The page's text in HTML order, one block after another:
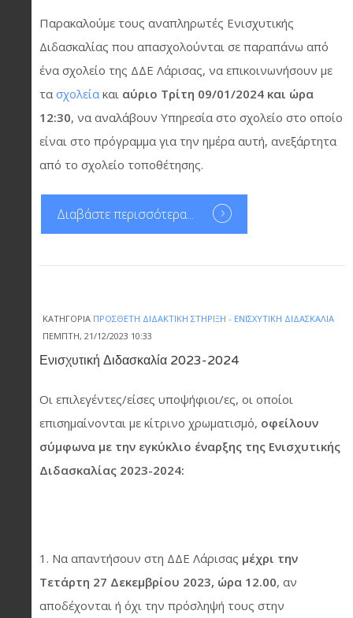
Παρακαλούμε τους αναπληρωτές Ενισχυτικής
Διδασκαλίας που απασχολούνται σε παραπάνω από
ένα σχολείο της ΔΔΕ Λάρισας, να επικοινωνήσουν με
τα σχολεία και αύριο Τρίτη 09/01/2024 και ώρα
12:30, να αναλάβουν Υπηρεσία στο σχολείο στο οποίο
είναι στο πρόγραμμα για την ημέρα αυτή, ανεξάρτητα
από το σχολείο τοποθέτησης.
Διαβάστε περισσότερα...
ΚΑΤΗΓΟΡΊΑ ΠΡΌΣΘΕΤΗ ΔΙΔΑΚΤΙΚΉ ΣΤΉΡΙΞΗ - ΕΝΙΣΧΥΤΙΚΉ ΔΙΔΑΣΚΑΛΊΑ
ΠΈΜΠΤΗ, 21/12/2023 10:33
Ενισχυτική Διδασκαλία 2023-2024
Οι επιλεγέντες/είσες υποψήφιοι/ες, οι οποίοι
επισημαίνονται με κίτρινο χρωματισμό, οφείλουν
σύμφωνα με την εγκύκλιο έναρξης της Ενισχυτικής
Διδασκαλίας 2023-2024:
Να απαντήσουν στη ΔΔΕ Λάρισας μέχρι την
Τετάρτη 27 Δεκεμβρίου 2023, ώρα 12.00, αν
αποδέχονται ή όχι την πρόσληψή τους στην